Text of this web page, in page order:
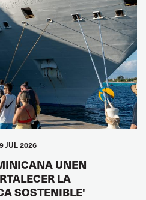
JUL 2026
UNEN
LA
SOSTENIBLE'